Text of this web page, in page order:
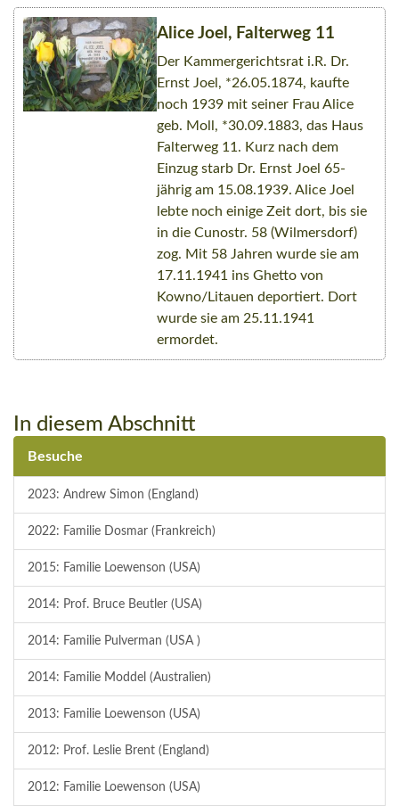
Alice Joel, Falterweg 11
Der Kammergerichtsrat i.R. Dr.
Ernst Joel, *26.05.1874, kaufte
noch 1939 mit seiner Frau Alice
geb. Moll, *30.09.1883, das Haus
Falterweg 11. Kurz nach dem
Einzug starb Dr. Ernst Joel 65-
jährig am 15.08.1939. Alice Joel
lebte noch einige Zeit dort, bis sie
in die Cunostr. 58 (Wilmersdorf)
zog. Mit 58 Jahren wurde sie am
17.11.1941 ins Ghetto von
Kowno/Litauen deportiert. Dort
wurde sie am 25.11.1941
ermordet.
In diesem Abschnitt
Besuche
2023: Andrew Simon (England)
2022: Familie Dosmar (Frankreich)
2015: Familie Loewenson (USA)
2014: Prof. Bruce Beutler (USA)
2014: Familie Pulverman (USA )
2014: Familie Moddel (Australien)
2013: Familie Loewenson (USA)
2012: Prof. Leslie Brent (England)
2012: Familie Loewenson (USA)